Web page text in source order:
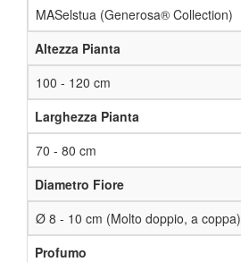
MASelstua (Generosa® Collection)
Altezza Pianta
100 - 120 cm
Larghezza Pianta
70 - 80 cm
Diametro Fiore
Ø 8 - 10 cm (Molto doppio, a coppa)
Profumo